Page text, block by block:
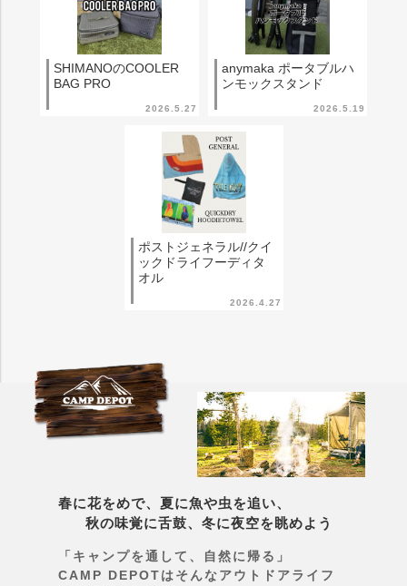
2026.5.27
SHIMANOのCOOLER
BAG PRO
2026.5.19
anymaka ポータブルハ
ンモックスタンド
2026.4.27
ポストジェネラル//クイ
ックドライフーディタ
オル
春に花をめで、夏に魚や虫を追い、
秋の味覚に舌鼓、冬に夜空を眺めよう
「キャンプを通して、自然に帰る」
CAMP DEPOTはそんなアウトドアライフ